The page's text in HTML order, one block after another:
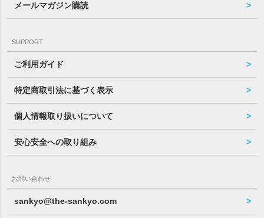
メールマガジン購読
SUPPORT
ご利用ガイド
特定商取引法に基づく表示
個人情報取り扱いについて
安心安全への取り組み
お問い合わせ
sankyo@the-sankyo.com